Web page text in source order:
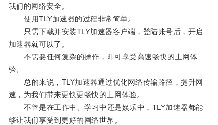
我们的网络安全。
使用TLY加速器的过程非常简单。
只需下载并安装TLY加速器客户端，登陆账号后，开启
加速器就可以了。
不需要任何复杂的操作，即可享受高速畅快的上网体
验。
总的来说，TLY加速器通过优化网络传输路径，提升网
速，为我们带来更快更畅快的上网体验。
不管是在工作中、学习中还是娱乐中，TLY加速器都能
够让我们享受到更好的网络世界。